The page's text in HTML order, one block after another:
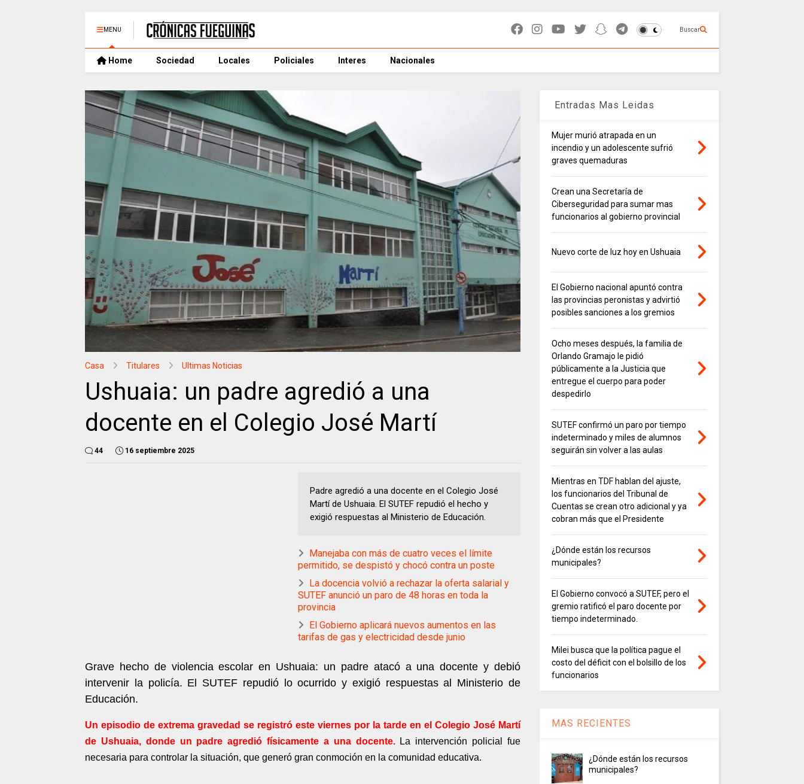
MENU Buscar
Home Sociedad Locales Policiales Interes Nacionales
Casa Titulares Ultimas Noticias
Ushuaia: un padre agredió a una
docente en el Colegio José Martí
44 16 septiembre 2025
Padre agredió a una docente en el Colegio José
Martí de Ushuaia. El SUTEF repudió el hecho y
exigió respuestas al Ministerio de Educación.
Manejaba con más de cuatro veces el límite
permitido, se despistó y chocó contra un poste
La docencia volvió a rechazar la oferta salarial y
SUTEF anunció un paro de 48 horas en toda la
provincia
El Gobierno aplicará nuevos aumentos en las
tarifas de gas y electricidad desde junio
Grave hecho de violencia escolar en Ushuaia: un padre atacó a una docente y debió
intervenir la policía. El SUTEF repudió lo ocurrido y exigió respuestas al Ministerio de
Educación.
Un episodio de extrema gravedad se registró este viernes por la tarde en el Colegio José Martí
de Ushuaia, donde un padre agredió físicamente a una docente.
La intervención policial fue
necesaria para controlar la situación, que generó gran conmoción en la comunidad educativa.
Entradas Mas Leidas
Mujer murió atrapada en un
incendio y un adolescente sufrió
graves quemaduras
Crean una Secretaría de
Ciberseguridad para sumar mas
funcionarios al gobierno provincial
Nuevo corte de luz hoy en Ushuaia
El Gobierno nacional apuntó contra
las provincias peronistas y advirtió
posibles sanciones a los gremios
Ocho meses después, la familia de
Orlando Gramajo le pidió
públicamente a la Justicia que
entregue el cuerpo para poder
despedirlo
SUTEF confirmó un paro por tiempo
indeterminado y miles de alumnos
seguirán sin volver a las aulas
Mientras en TDF hablan del ajuste,
los funcionarios del Tribunal de
Cuentas se crean otro adicional y ya
cobran más que el Presidente
¿Dónde están los recursos
municipales?
El Gobierno convocó a SUTEF, pero el
gremio ratificó el paro docente por
tiempo indeterminado.
Milei busca que la política pague el
costo del déficit con el bolsillo de los
funcionarios
MAS RECIENTES
¿Dónde están los recursos
municipales?